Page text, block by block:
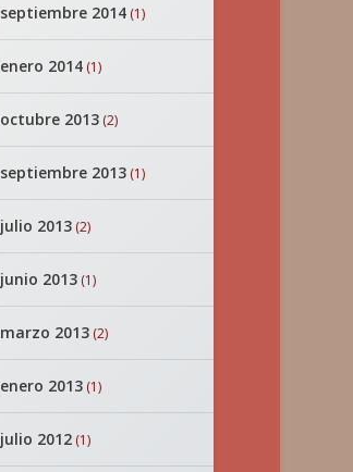
septiembre 2014(1)
enero 2014(1)
octubre 2013(2)
septiembre 2013(1)
julio 2013(2)
junio 2013(1)
marzo 2013(2)
enero 2013(1)
julio 2012(1)